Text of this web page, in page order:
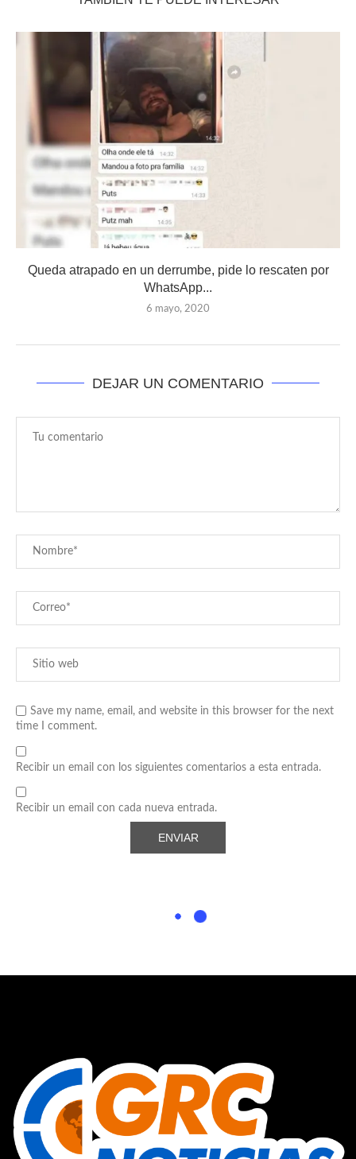
Queda atrapado en un derrumbe, pide lo rescaten por
WhatsApp...
6 mayo, 2020
DEJAR UN COMENTARIO
Save my name, email, and website in this browser for the next
time I comment.
Recibir un email con los siguientes comentarios a esta entrada.
Recibir un email con cada nueva entrada.